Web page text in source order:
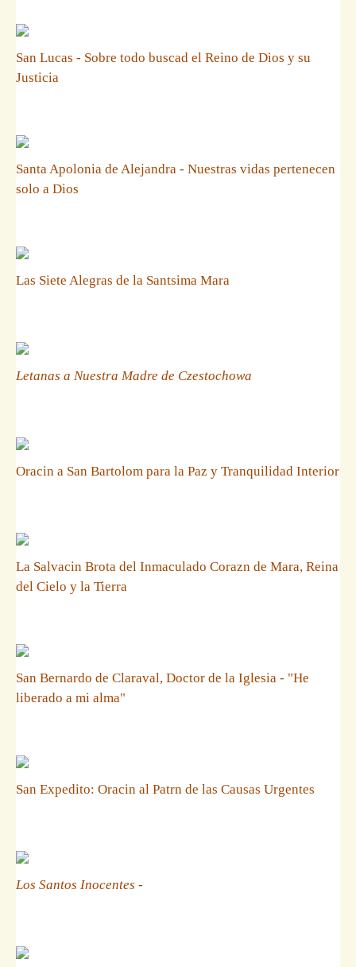
San Lucas - Sobre todo buscad el Reino de Dios y su
Justicia
Santa Apolonia de Alejandra - Nuestras vidas pertenecen
solo a Dios
Las Siete Alegras de la Santsima Mara
Letanas a Nuestra Madre de Czestochowa
Oracin a San Bartolom para la Paz y Tranquilidad Interior
La Salvacin Brota del Inmaculado Corazn de Mara, Reina
del Cielo y la Tierra
San Bernardo de Claraval, Doctor de la Iglesia - "He
liberado a mi alma"
San Expedito: Oracin al Patrn de las Causas Urgentes
Los Santos Inocentes -